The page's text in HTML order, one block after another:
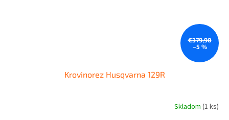
€379,90
–5 %
Krovinorez Husqvarna 129R
Skladom(1 ks)